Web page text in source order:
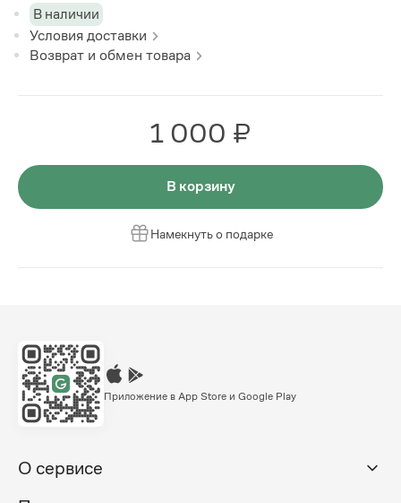
В наличии
Условия доставки
Возврат и обмен товара
1 000 ₽
В корзину
Намекнуть о подарке
Приложение в App Store и Google Play
О сервисе